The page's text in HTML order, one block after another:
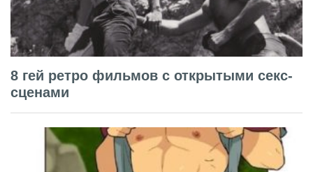
8 гей ретро фильмов с открытыми секс-
сценами